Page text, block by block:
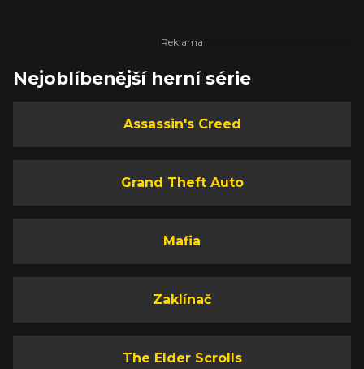
Nejoblíbenější herní série
Assassin's Creed
Grand Theft Auto
Mafia
Zaklínač
The Elder Scrolls